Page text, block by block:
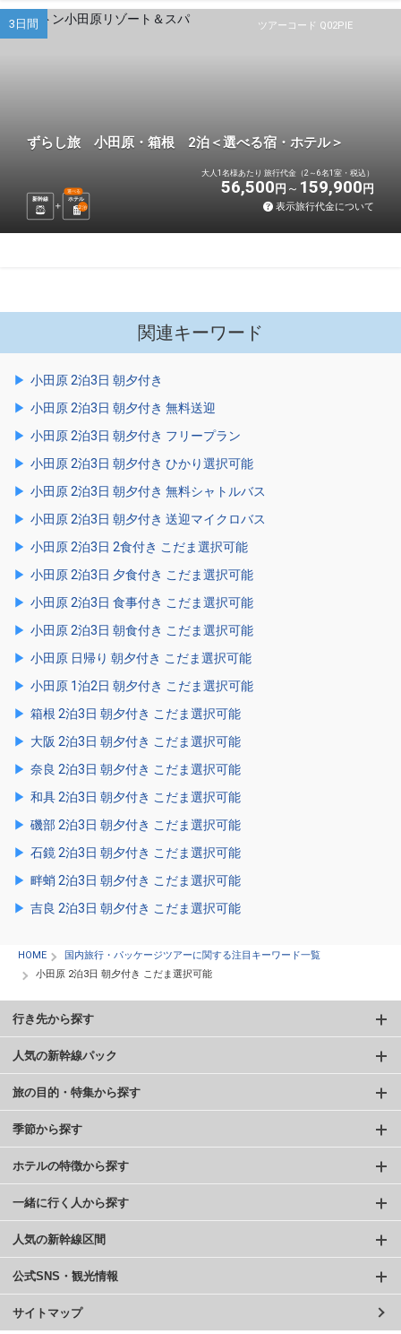
ツアーコード Q02PIE
3日間
ずらし旅 小田原・箱根 2泊＜選べる宿・ホテル＞
新幹線 ホテル
選べる
2泊
大人1名様あたり 旅行代金（2～6名1室・税込）
56,500 円 159,900 円
表示旅行代金について
関連キーワード
小田原 2泊3日 朝夕付き
小田原 2泊3日 朝夕付き 無料送迎
小田原 2泊3日 朝夕付き フリープラン
小田原 2泊3日 朝夕付き ひかり選択可能
小田原 2泊3日 朝夕付き 無料シャトルバス
小田原 2泊3日 朝夕付き 送迎マイクロバス
小田原 2泊3日 2食付き こだま選択可能
小田原 2泊3日 夕食付き こだま選択可能
小田原 2泊3日 食事付き こだま選択可能
小田原 2泊3日 朝食付き こだま選択可能
小田原 日帰り 朝夕付き こだま選択可能
小田原 1泊2日 朝夕付き こだま選択可能
箱根 2泊3日 朝夕付き こだま選択可能
大阪 2泊3日 朝夕付き こだま選択可能
奈良 2泊3日 朝夕付き こだま選択可能
和具 2泊3日 朝夕付き こだま選択可能
磯部 2泊3日 朝夕付き こだま選択可能
石鏡 2泊3日 朝夕付き こだま選択可能
畔蛸 2泊3日 朝夕付き こだま選択可能
吉良 2泊3日 朝夕付き こだま選択可能
HOME
国内旅行・パッケージツアーに関する注目キーワード一覧
小田原 2泊3日 朝夕付き こだま選択可能
行き先から探す
人気の新幹線パック
旅の目的・特集から探す
季節から探す
ホテルの特徴から探す
一緒に行く人から探す
人気の新幹線区間
公式SNS・観光情報
サイトマップ